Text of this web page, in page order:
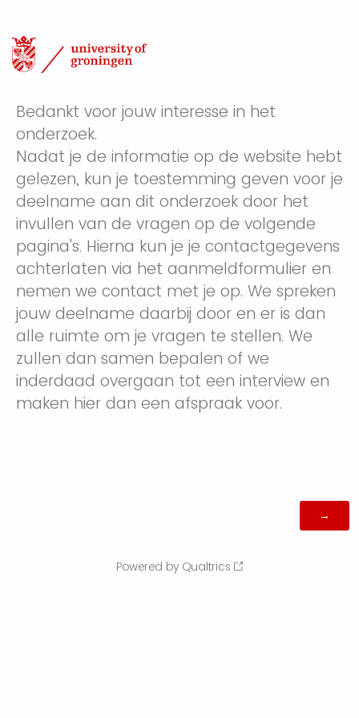
Bedankt voor jouw interesse in het
onderzoek.
Nadat je de informatie op de website hebt
gelezen, kun je toestemming geven voor je
deelname aan dit onderzoek door het
invullen van de vragen op de volgende
pagina's. Hierna kun je je contactgegevens
achterlaten via het aanmeldformulier en
nemen we contact met je op. We spreken
jouw deelname daarbij door en er is dan
alle ruimte om je vragen te stellen. We
zullen dan samen bepalen of we
inderdaad overgaan tot een interview en
maken hier dan een afspraak voor.
Powered by Qualtrics